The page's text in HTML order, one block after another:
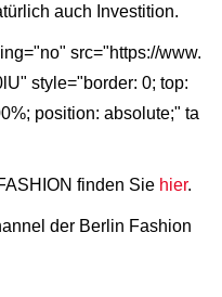
auch Investition.
src="https://www.
style="border: 0; top:
position: absolute;" ta
finden Sie hier.
der Berlin Fashion